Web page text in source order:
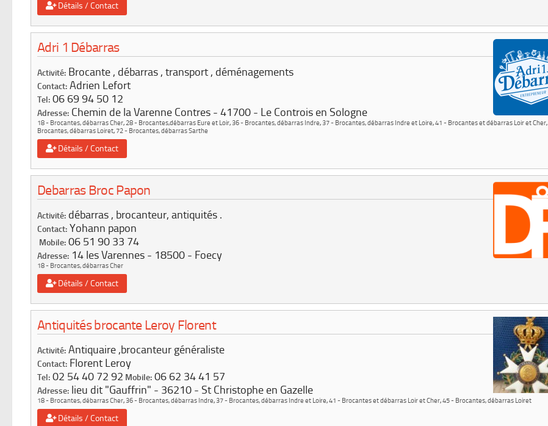
Détails / Contact
Adri 1 Débarras
Activité: Brocante , débarras , transport , déménagements
Contact: Adrien Lefort
Tel: 06 69 94 50 12
Adresse: Chemin de la Varenne Contres 41700 Le Controis en Sologne
18 - Brocantes, débarras Cher,28 - Brocantes,débarras Eure et Loir,36 - Brocantes, débarras Indre,37 - Brocantes, débarras Indre et Loire,41 - Brocantes et débarras Loir et Cher,
Brocantes, débarras Loiret,72 - Brocantes, débarras Sarthe
Détails / Contact
Debarras Broc Papon
Activité: débarras , brocanteur, antiquités .
Contact: Yohann papon
Mobile: 06 51 90 33 74
Adresse: 14 les Varennes 18500 Foecy
18 - Brocantes, débarras Cher
Détails / Contact
Antiquités brocante Leroy Florent
Activité: Antiquaire ,brocanteur généraliste
Contact: Florent Leroy
Tel: 02 54 40 72 92 Mobile: 06 62 34 41 57
Adresse: lieu dit "Gauffrin" 36210 St Christophe en Gazelle
18 - Brocantes, débarras Cher,36 - Brocantes, débarras Indre,37 - Brocantes, débarras Indre et Loire,41 - Brocantes et débarras Loir et Cher,45 - Brocantes, débarras Loiret
Détails / Contact